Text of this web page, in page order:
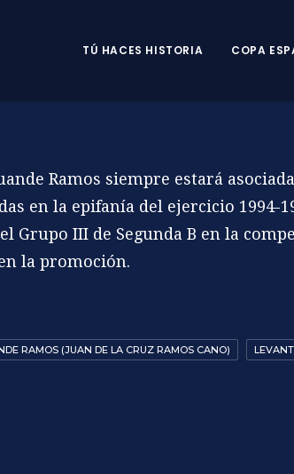
TÚ HACES HISTORIA COPA
Ramos siempre estará
en la epifanía del ejercicio 1994-
Grupo III de Segunda B en la
la promoción.
RAMOS (JUAN DE LA CRUZ RAMOS CANO)